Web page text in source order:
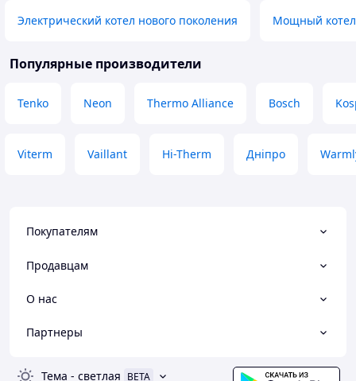
Электрический котел нового поколения Мощный котел
Популярные производители
Tenko Neon Thermo Alliance Bosch
Viterm Vaillant Hi-Therm Дніпро
Покупателям
Продавцам
О нас
Партнеры
Тема - светлая BETA